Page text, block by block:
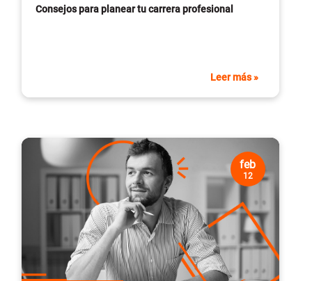
Consejos para planear tu carrera profesional
Leer más »
feb
12